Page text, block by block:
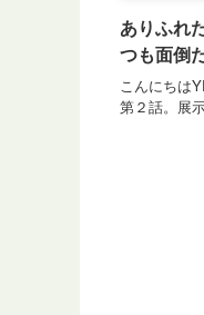
ありふれ
つも面倒
こんにちは
第２話。展